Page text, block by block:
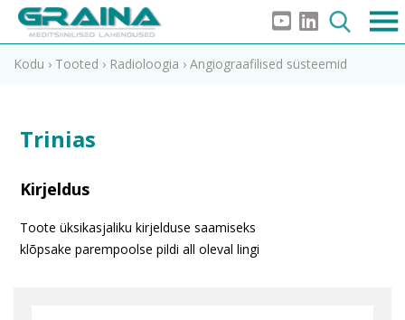
Kodu › Tooted › Radioloogia › Angiograafilised süsteemid
Trinias
Kirjeldus
Toote üksikasjaliku kirjelduse saamiseks
klõpsake parempoolse pildi all oleval lingi